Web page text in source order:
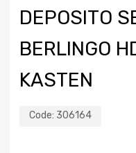
DEPOSITO
BERLINGO
KASTEN
Code: 306164